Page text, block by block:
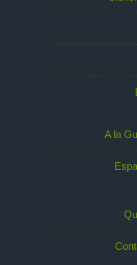
A la